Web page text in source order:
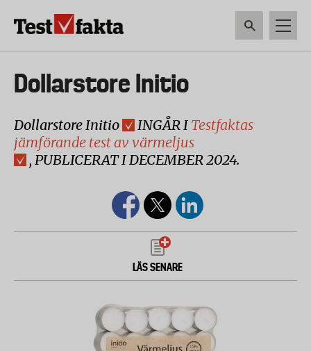
Huvudmeny
ny
Dollarstore Initio
Dollarstore Initio INGÅR I Testfaktas
jämförande test av värmeljus
, PUBLICERAT I DECEMBER 2024.
LÄS SENARE